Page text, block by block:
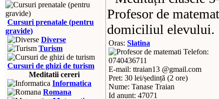
Cursuri prenatale (pentru
gravide)
Diverse
Turism
Cursuri de ghizi de turism
Meditatii cereri
Informatica
Romana
Profesor de
domiciliul elevului.
Oras: Slatina
Telefon:
0740436711
E-mail: ttraian13 @gmail.com
Pret: 30 lei/ședință (2 ore)
Nume: Tanase Traian
Id anunt: 47071